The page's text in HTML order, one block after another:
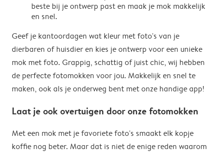
beste bij je ontwerp past en maak je mok makkelijk
en snel.
Geef je kantoordagen wat kleur met foto's van je
dierbaren of huisdier en kies je ontwerp voor een unieke
mok met foto. Grappig, schattig of juist chic, wij hebben
de perfecte fotomokken voor jou. Makkelijk en snel te
maken, ook als je onderweg bent met onze handige app!
Laat je ook overtuigen door onze fotomokken
Met een mok met je favoriete foto's smaakt elk kopje
koffie nog beter. Maar dat is niet de enige reden waarom